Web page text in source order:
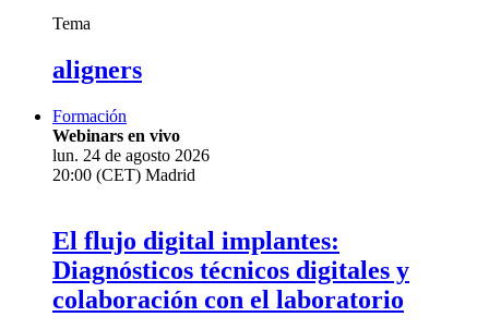
Tema
aligners
Formación
Webinars en vivo
lun. 24 de agosto 2026
20:00 (CET) Madrid
El flujo digital implantes:
Diagnósticos técnicos digitales y
colaboración con el laboratorio